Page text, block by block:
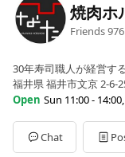
焼肉
Friends976
30年寿司職人が経営す
福井県 福井市文京 2-6-
Open Sun 11:00 -
Sun11:00 - 14:00,17:00 -
Mon11:00 - 14:00,17:30 -
Tue
11:00 - 14:00,17:30 -
Chat